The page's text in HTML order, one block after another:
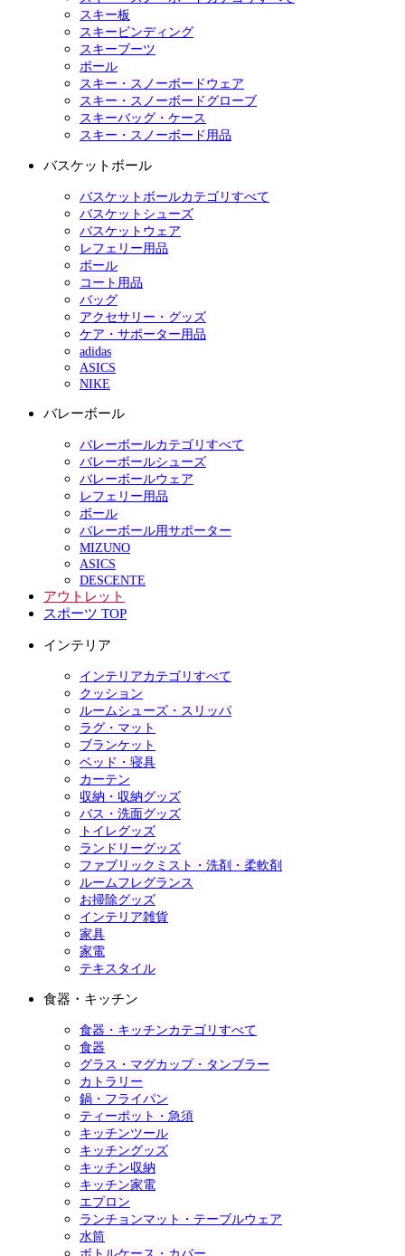
スキー板
スキービンディング
スキーブーツ
ポール
スキー・スノーボードウェア
スキー・スノーボードグローブ
スキーバッグ・ケース
スキー・スノーボード用品
バスケットボール
バスケットボールカテゴリすべて
バスケットシューズ
バスケットウェア
レフェリー用品
ボール
コート用品
バッグ
アクセサリー・グッズ
ケア・サポーター用品
adidas
ASICS
NIKE
バレーボール
バレーボールカテゴリすべて
バレーボールシューズ
バレーボールウェア
レフェリー用品
ボール
バレーボール用サポーター
MIZUNO
ASICS
DESCENTE
アウトレット
スポーツ TOP
インテリア
インテリアカテゴリすべて
クッション
ルームシューズ・スリッパ
ラグ・マット
ブランケット
ベッド・寝具
カーテン
収納・収納グッズ
バス・洗面グッズ
トイレグッズ
ランドリーグッズ
ファブリックミスト・洗剤・柔軟剤
ルームフレグランス
お掃除グッズ
インテリア雑貨
家具
家電
テキスタイル
食器・キッチン
食器・キッチンカテゴリすべて
食器
グラス・マグカップ・タンブラー
カトラリー
鍋・フライパン
ティーポット・急須
キッチンツール
キッチングッズ
キッチン収納
キッチン家電
エプロン
ランチョンマット・テーブルウェア
水筒